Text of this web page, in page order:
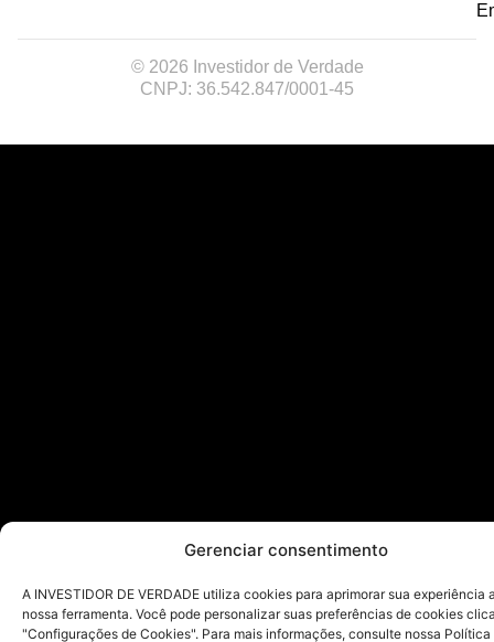
Gerenciar consentimento
A INVESTIDOR DE VERDADE utiliza cookies para aprimorar sua experiência
nossa ferramenta. Você pode personalizar suas preferências de cookies
"Configurações de Cookies". Para mais informações, consulte nossa Política
© 2026 Investidor de Verdade
CNPJ: 36.542.847/0001-45